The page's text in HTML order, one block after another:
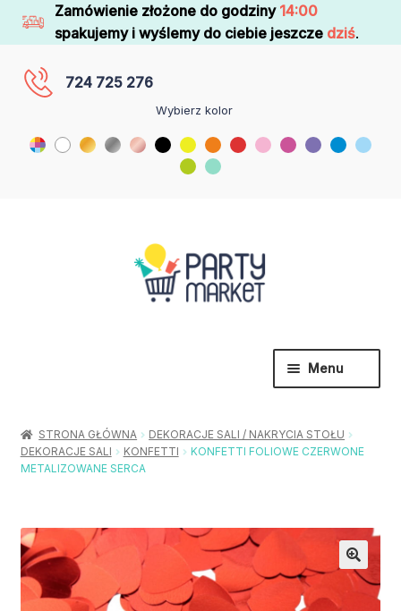
Zamówienie złożone do godziny 14:00
spakujemy i wyślemy do ciebie jeszcze dziś.
724 725 276
Wybierz kolor
Menu
menu
Urodziny / Imprezy
Rozwiń
menu
Stroje / Dodatki
Rozwiń
menu
Akcesoria Party
STRONA GŁÓWNA
DEKORACJE SALI / NAKRYCIA STOŁU
DEKORACJE SALI
KONFETTI
KONFETTI FOLIOWE CZERWONE
METALIZOWANE SERCA